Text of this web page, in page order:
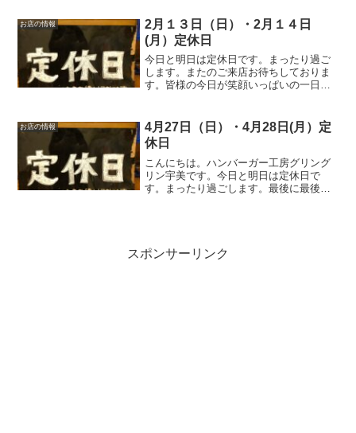
になりますように😊いってらっしゃい。
お店の情報
2月１３日（日）・2月１４日
(月）定休日
今日と明日は定休日です。まったり過ご
します。またのご来店お待ちしておりま
す。皆様の今日が笑顔いっぱいの一日に
お店の情報
4月27日（日）・4月28日(月）定
休日
こんにちは。ハンバーガー工房グリング
リン宇美です。今日と明日は定休日で
す。まったり過ごします。最後に最後ま
スポンサーリンク